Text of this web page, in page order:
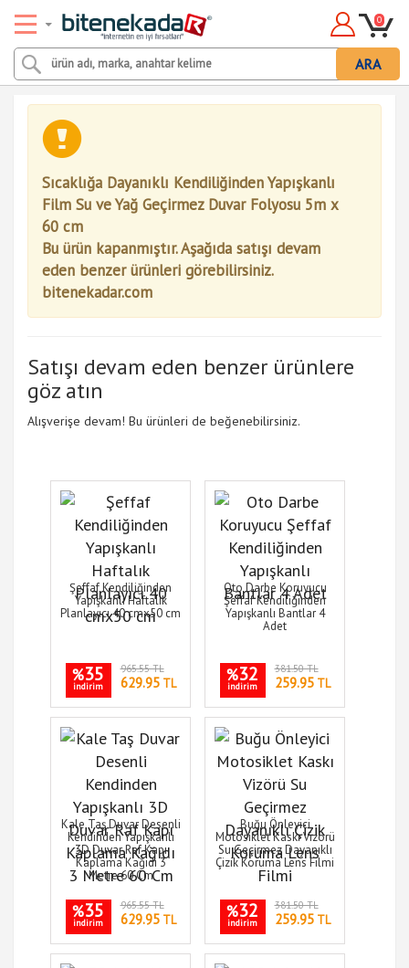
ARA
0
Sıcaklığa Dayanıklı Kendiliğinden Yapışkanlı
Film Su ve Yağ Geçirmez Duvar Folyosu 5m x
60 cm
Bu ürün kapanmıştır. Aşağıda satışı devam
eden benzer ürünleri görebilirsiniz.
bitenekadar.com
Satışı devam eden benzer ürünlere
göz atın
Alışverişe devam! Bu ürünleri de beğenebilirsiniz.
Şeffaf Kendiliğinden
Yapışkanlı Haftalık
Planlayıcı 40 cmx50 cm
%35
indirim
965.55 TL
629.95TL
Oto Darbe Koruyucu
Şeffaf Kendiliğinden
Yapışkanlı Bantlar 4
Adet
%32
indirim
381.50 TL
259.95TL
Kale Taş Duvar Desenli
Kendinden Yapışkanlı
3D Duvar Raf Kapı
Kaplama Kağıdı 3
Metre 60 Cm
%35
indirim
965.55 TL
629.95TL
Buğu Önleyici
Motosiklet Kaskı Vizörü
Su Geçirmez Dayanıklı
Çizik Koruma Lens Filmi
%32
indirim
381.50 TL
259.95TL